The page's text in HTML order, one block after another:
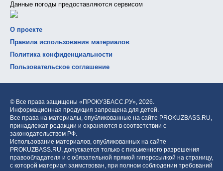
Данные погоды предоставляются сервисом
О проекте
Правила использования материалов
Политика конфиденциальности
Пользовательское соглашение
© Все права защищены «ПРОКУЗБАСС.РУ», 2026.
Информационная продукция запрещена для детей.
Все права на материалы, опубликованные на сайте PROKUZBASS.RU,
принадлежат редакции и охраняются в соответствии с
законодательством РФ.
Использование материалов, опубликованных на сайте
PROKUZBASS.RU, допускается только с письменного разрешения
правообладателя и с обязательной прямой гиперссылкой на страницу,
с которой материал заимствован, при полном соблюдении требований